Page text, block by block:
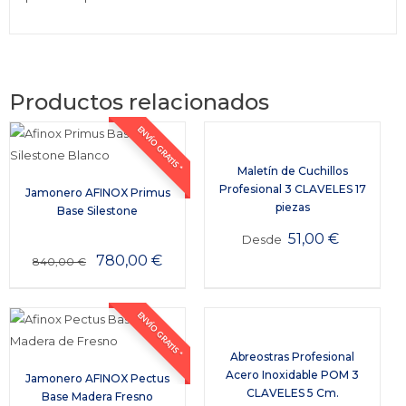
Productos relacionados
ENVÍO GRATIS *
Jamonero AFINOX Primus
Base Silestone
840,00€ 780,00€
Maletín de Cuchillos
Profesional 3 CLAVELES 17
piezas
Desde 51,00€
ENVÍO GRATIS *
Jamonero AFINOX Pectus
Base Madera Fresno
Abreostras Profesional
Acero Inoxidable POM 3
CLAVELES 5 Cm.